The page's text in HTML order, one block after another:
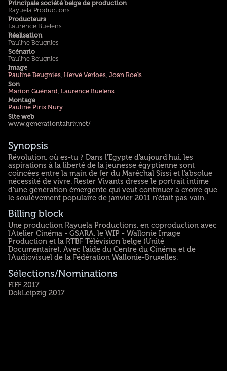
Principale société belge de production
Rayuela Productions
Producteurs
Laurence Buelens
Réalisation
Pauline Beugnies
Scénario
Pauline Beugnies
Image
Pauline Beugnies, Hervé Verloes, Joan Roels
Son
Marion Guénard, Laurence Buelens
Montage
Pauline Piris Nury
Site web
www.generationtahrir.net/
Synopsis
Révolution, où es-tu ? Dans l'Egypte d'aujourd'hui, les
aspirations à la liberté de la jeunesse égyptienne sont
coincées entre la main de fer du Maréchal Sissi et l'absolue
nécessité de vivre. Rester Vivants dresse le portrait intime
d'une génération émergente qui veut continuer à croire que
le soulèvement populaire de janvier 2011 n'était pas vain.
Billing block
Une production Rayuela Productions, en coproduction avec
l'Atelier Cinéma - GSARA, le WIP - Wallonie Image
Production et la RTBF Télévision belge (Unité
Documentaire). Avec l'aide du Centre du Cinéma et de
l'Audiovisuel de la Fédération Wallonie-Bruxelles.
Sélections/Nominations
FIFF 2017
DokLeipzig 2017